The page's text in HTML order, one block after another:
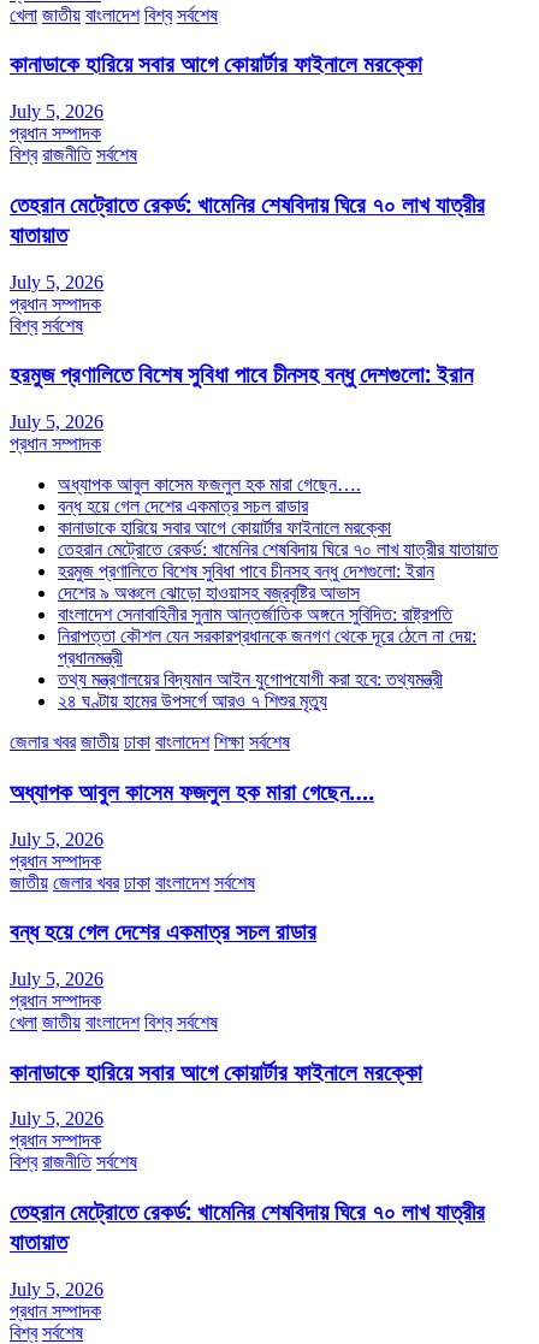
খেলা জাতীয় বাংলাদেশ বিশ্ব সর্বশেষ
কানাডাকে হারিয়ে সবার আগে কোয়ার্টার ফাইনালে মরক্কো
July 5, 2026
প্রধান সম্পাদক
বিশ্ব রাজনীতি সর্বশেষ
তেহরান মেট্রোতে রেকর্ড: খামেনির শেষবিদায় ঘিরে ৭০ লাখ যাত্রীর
যাতায়াত
July 5, 2026
প্রধান সম্পাদক
বিশ্ব সর্বশেষ
হরমুজ প্রণালিতে বিশেষ সুবিধা পাবে চীনসহ বন্ধু দেশগুলো: ইরান
July 5, 2026
প্রধান সম্পাদক
অধ্যাপক আবুল কাসেম ফজলুল হক মারা গেছেন….
বন্ধ হয়ে গেল দেশের একমাত্র সচল রাডার
কানাডাকে হারিয়ে সবার আগে কোয়ার্টার ফাইনালে মরক্কো
তেহরান মেট্রোতে রেকর্ড: খামেনির শেষবিদায় ঘিরে ৭০ লাখ যাত্রীর যাতায়াত
হরমুজ প্রণালিতে বিশেষ সুবিধা পাবে চীনসহ বন্ধু দেশগুলো: ইরান
দেশের ৯ অঞ্চলে ঝোড়ো হাওয়াসহ বজ্রবৃষ্টির আভাস
বাংলাদেশ সেনাবাহিনীর সুনাম আন্তর্জাতিক অঙ্গনে সুবিদিত: রাষ্ট্রপতি
নিরাপত্তা কৌশল যেন সরকারপ্রধানকে জনগণ থেকে দূরে ঠেলে না দেয়:
প্রধানমন্ত্রী
তথ্য মন্ত্রণালয়ের বিদ্যমান আইন যুগোপযোগী করা হবে: তথ্যমন্ত্রী
২৪ ঘণ্টায় হামের উপসর্গে আরও ৭ শিশুর মৃত্যু
জেলার খবর জাতীয় ঢাকা বাংলাদেশ শিক্ষা সর্বশেষ
অধ্যাপক আবুল কাসেম ফজলুল হক মারা গেছেন….
July 5, 2026
প্রধান সম্পাদক
জাতীয় জেলার খবর ঢাকা বাংলাদেশ সর্বশেষ
বন্ধ হয়ে গেল দেশের একমাত্র সচল রাডার
July 5, 2026
প্রধান সম্পাদক
খেলা জাতীয় বাংলাদেশ বিশ্ব সর্বশেষ
কানাডাকে হারিয়ে সবার আগে কোয়ার্টার ফাইনালে মরক্কো
July 5, 2026
প্রধান সম্পাদক
বিশ্ব রাজনীতি সর্বশেষ
তেহরান মেট্রোতে রেকর্ড: খামেনির শেষবিদায় ঘিরে ৭০ লাখ যাত্রীর
যাতায়াত
July 5, 2026
প্রধান সম্পাদক
বিশ্ব সর্বশেষ